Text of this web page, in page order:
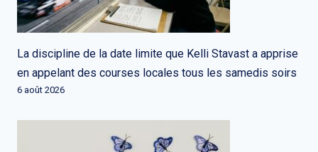
La discipline de la date limite que Kelli Stavast a apprise
en appelant des courses locales tous les samedis soirs
6 août 2026